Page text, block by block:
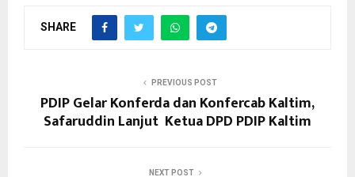
SHARE
PREVIOUS POST
PDIP Gelar Konferda dan Konfercab Kaltim,
Safaruddin Lanjut Ketua DPD PDIP Kaltim
NEXT POST